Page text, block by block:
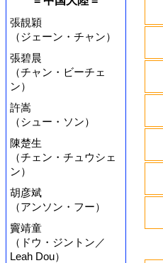
張靚穎
（ジェーン・チャン）
張碧晨
（チャン・ビーチェ
ン）
許嵩
（シュー・ソン）
陳楚生
（チェン・チュウシェ
ン）
胡彦斌
（アンソン・フー）
竇靖童
（ドウ・ジントン／
Leah Dou）